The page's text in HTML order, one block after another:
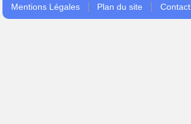
Mentions Légales Plan du site Contact